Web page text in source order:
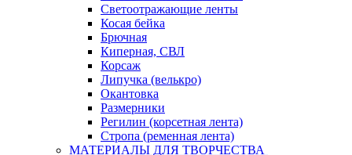
Светоотражающие ленты
Косая бейка
Брючная
Киперная, СВЛ
Корсаж
Липучка (велькро)
Окантовка
Размерники
Регилин (корсетная лента)
Стропа (ременная лента)
МАТЕРИАЛЫ ДЛЯ ТВОРЧЕСТВА